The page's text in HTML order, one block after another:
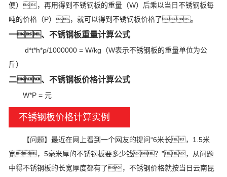
便），再用得到不锈钢板的重量（W）后乘以当日不锈钢板每
吨的价格（P），就可以得到不锈钢板价格了。
一、不锈钢板重量计算公式
d*t*h*ρ/1000000 = W/kg（W表示不锈钢板的重量单位为公
斤）
二、不锈钢板价格计算公式
W*P = 元
不锈钢板价格计算实例
【问题】最近在网上看到一个网友的提问“6米长，1.5米
宽，5毫米厚的不锈钢板要多少钱？”，从问题
中得不锈钢板的长宽厚度都有了，不锈钢价格就按当日云南昆